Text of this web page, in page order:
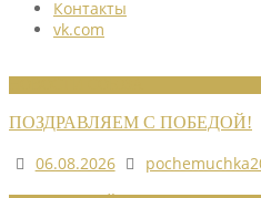
Контакты
vk.com
ПОЗДРАВЛЯЕМ С ПОБЕДОЙ!
06.08.2026